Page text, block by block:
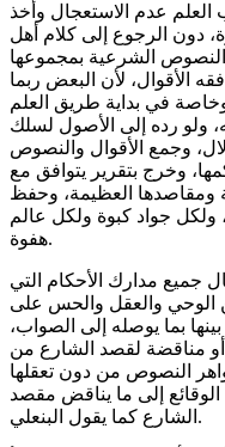
العلم عدم الاستعجال وأخذ
دون الرجوع إلى كلام أهل
النصوص الشرعية بمجموعها
الأقوال، لأن البعض ربما
في بداية طريق العلم
ولو رده إلى الأصول لسلك
وجمع الأقوال والنصوص
وخرج بتقرير يتوافق مع
ومقاصدها العظيمة، وحفظ
جواد كبوة ولكل عالم
هفوة.
جميع مدارك الأحكام التي
الوحي والعقل والحس على
بما يوصله إلى الصواب،
مناقضة لقصد الشارع من
النصوص من دون تعقلها
إلى ما يناقض مقصد
الشارع كما يقول البنعلي.